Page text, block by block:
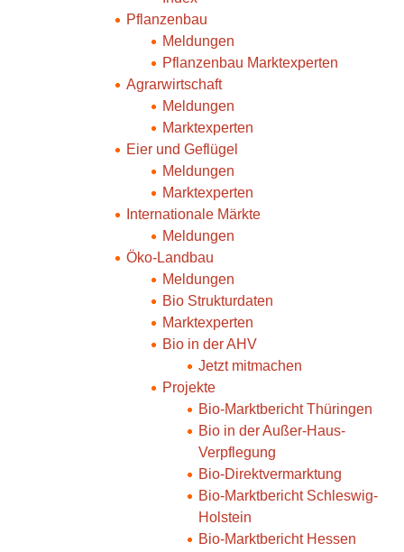
Pflanzenbau
Meldungen
Pflanzenbau Marktexperten
Agrarwirtschaft
Meldungen
Marktexperten
Eier und Geflügel
Meldungen
Marktexperten
Internationale Märkte
Meldungen
Öko-Landbau
Meldungen
Bio Strukturdaten
Marktexperten
Bio in der AHV
Jetzt mitmachen
Projekte
Bio-Marktbericht Thüringen
Bio in der Außer-Haus-
Verpflegung
Bio-Direktvermarktung
Bio-Marktbericht Schleswig-
Holstein
Bio-Marktbericht Hessen